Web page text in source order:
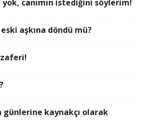
yok, canımın istediğini söylerim!
aşkına döndü mü?
günlerine kaynakçı olarak